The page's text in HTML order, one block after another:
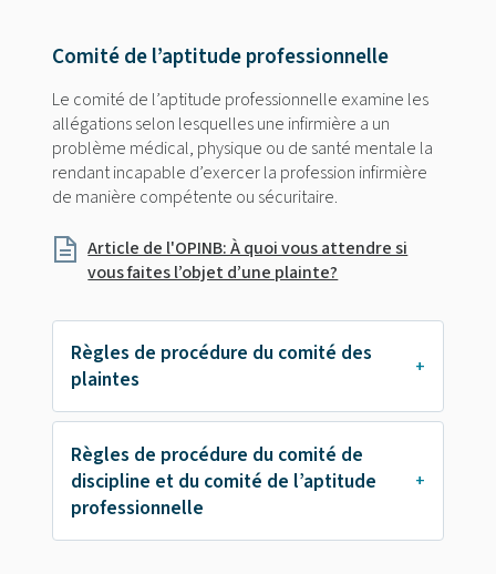
Comité de l’aptitude professionnelle
Le comité de l’aptitude professionnelle examine les
allégations selon lesquelles une infirmière a un
problème médical, physique ou de santé mentale la
rendant incapable d’exercer la profession infirmière
de manière compétente ou sécuritaire.
Article de l'OPINB: À quoi vous attendre si
vous faites l’objet d’une plainte?
Règles de procédure du comité des
plaintes
Règles de procédure du comité de
discipline et du comité de l’aptitude
professionnelle